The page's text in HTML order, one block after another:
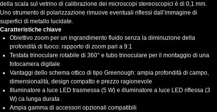
della scala sul vetrino di calibrazione dei microscopi stereoscopici è di 0,1 mm.
Uno strumento di polarizzazione rimuove eventuali riflessi dall’immagine di
superfici di metallo lucidate.
Caratteristiche chiave
Obiettivo zoom per un ingrandimento fluido senza la diminuzione della
profondità di fuoco: rapporto di zoom pari a 9:1
Testata trinoculare rotabile di 360° e tubo trinoculare per il montaggio di una
fotocamera digitale
Vantaggi dello schema ottico di tipo Greenough: ampia profondità di campo,
dimensionalità, design compatto e prezzo ragionevole
Illuminatore a luce LED trasmessa (5 W) e illuminatore a luce LED riflessa (3
W) ca lunga durata
Ampia gamma di accessori opzionali compatibili